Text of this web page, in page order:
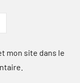
mon site dans le